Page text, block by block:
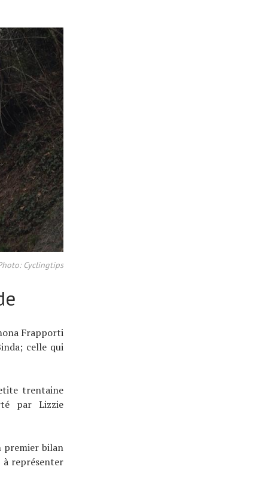
Cyclingtips
Frapporti
celle qui
trentaine
par Lizzie
premier bilan
représenter